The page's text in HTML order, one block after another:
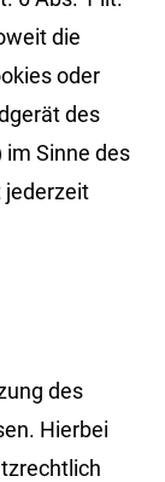
die
oder
des
im Sinne des
jederzeit
des
Hierbei